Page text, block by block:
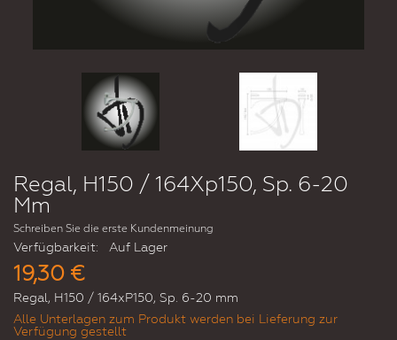
Regal, H150 / 164Xp150, Sp. 6-20
Mm
Schreiben Sie die erste Kundenmeinung
Verfügbarkeit: Auf Lager
19,30 €
Regal, H150 / 164xP150, Sp. 6-20 mm
Alle Unterlagen zum Produkt werden bei Lieferung zur
Verfügung gestellt